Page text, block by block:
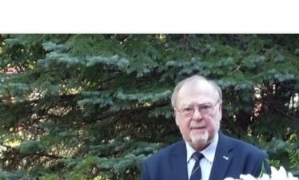
matury S.A.
Gimnazjum i Liceum im.
w Poznaniu
i wicedyrektorzy Szkoły
i wychowankowie
w latach 1939 –
Posąg Karola Marcinkowskiego
Lista fundatorów posągu patrona
Nauczyciele „Marcinka” po roku 1945
Chór Absolwentów Antoniego
Grochowalskiego
Chór Di Nuovo
Biblioteka absolwentów
Kalendarium 2013
Kalendarium 2012
Kalendarium 2011
Kalendarium 2010
Kalendarium 2008